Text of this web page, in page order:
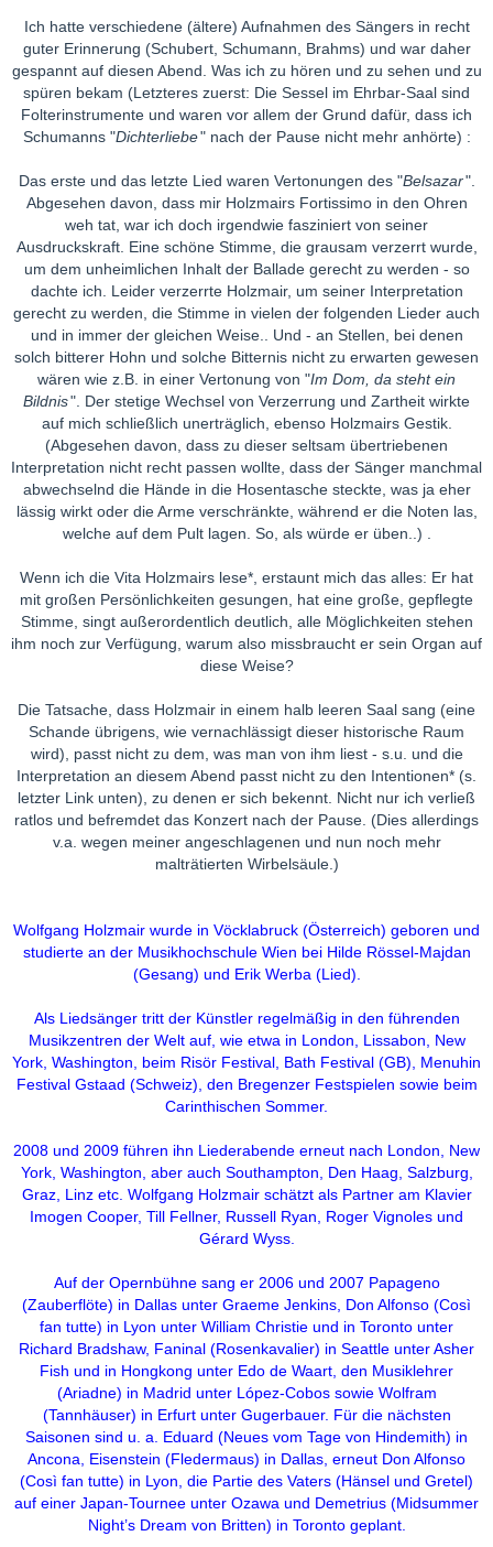
Ich hatte verschiedene (ältere) Aufnahmen des Sängers in recht
guter Erinnerung (Schubert, Schumann, Brahms) und war daher
gespannt auf diesen Abend. Was ich zu hören und zu sehen und zu
spüren bekam (Letzteres zuerst: Die Sessel im Ehrbar-Saal sind
Folterinstrumente und waren vor allem der Grund dafür, dass ich
Schumanns "Dichterliebe" nach der Pause nicht mehr anhörte) :
Das erste und das letzte Lied waren Vertonungen des "Belsazar".
Abgesehen davon, dass mir Holzmairs Fortissimo in den Ohren
weh tat, war ich doch irgendwie fasziniert von seiner
Ausdruckskraft. Eine schöne Stimme, die grausam verzerrt wurde,
um dem unheimlichen Inhalt der Ballade gerecht zu werden - so
dachte ich. Leider verzerrte Holzmair, um seiner Interpretation
gerecht zu werden, die Stimme in vielen der folgenden Lieder auch
und in immer der gleichen Weise.. Und - an Stellen, bei denen
solch bitterer Hohn und solche Bitternis nicht zu erwarten gewesen
wären wie z.B. in einer Vertonung von "Im Dom, da steht ein
Bildnis". Der stetige Wechsel von Verzerrung und Zartheit wirkte
auf mich schließlich unerträglich, ebenso Holzmairs Gestik.
(Abgesehen davon, dass zu dieser seltsam übertriebenen
Interpretation nicht recht passen wollte, dass der Sänger manchmal
abwechselnd die Hände in die Hosentasche steckte, was ja eher
lässig wirkt oder die Arme verschränkte, während er die Noten las,
welche auf dem Pult lagen. So, als würde er üben..) .
Wenn ich die Vita Holzmairs lese*, erstaunt mich das alles: Er hat
mit großen Persönlichkeiten gesungen, hat eine große, gepflegte
Stimme, singt außerordentlich deutlich, alle Möglichkeiten stehen
ihm noch zur Verfügung, warum also missbraucht er sein Organ auf
diese Weise?
Die Tatsache, dass Holzmair in einem halb leeren Saal sang (eine
Schande übrigens, wie vernachlässigt dieser historische Raum
wird), passt nicht zu dem, was man von ihm liest - s.u. und die
Interpretation an diesem Abend passt nicht zu den Intentionen* (s.
letzter Link unten), zu denen er sich bekennt. Nicht nur ich verließ
ratlos und befremdet das Konzert nach der Pause. (Dies allerdings
v.a. wegen meiner angeschlagenen und nun noch mehr
malträtierten Wirbelsäule.)
Wolfgang Holzmair wurde in Vöcklabruck (Österreich) geboren und
studierte an der Musikhochschule Wien bei Hilde Rössel-Majdan
(Gesang) und Erik Werba (Lied).
Als Liedsänger tritt der Künstler regelmäßig in den führenden
Musikzentren der Welt auf, wie etwa in London, Lissabon, New
York, Washington, beim Risör Festival, Bath Festival (GB), Menuhin
Festival Gstaad (Schweiz), den Bregenzer Festspielen sowie beim
Carinthischen Sommer.
2008 und 2009 führen ihn Liederabende erneut nach London, New
York, Washington, aber auch Southampton, Den Haag, Salzburg,
Graz, Linz etc. Wolfgang Holzmair schätzt als Partner am Klavier
Imogen Cooper, Till Fellner, Russell Ryan, Roger Vignoles und
Gérard Wyss.
Auf der Opernbühne sang er 2006 und 2007 Papageno
(Zauberflöte) in Dallas unter Graeme Jenkins, Don Alfonso (Così
fan tutte) in Lyon unter William Christie und in Toronto unter
Richard Bradshaw, Faninal (Rosenkavalier) in Seattle unter Asher
Fish und in Hongkong unter Edo de Waart, den Musiklehrer
(Ariadne) in Madrid unter López-Cobos sowie Wolfram
(Tannhäuser) in Erfurt unter Gugerbauer. Für die nächsten
Saisonen sind u. a. Eduard (Neues vom Tage von Hindemith) in
Ancona, Eisenstein (Fledermaus) in Dallas, erneut Don Alfonso
(Così fan tutte) in Lyon, die Partie des Vaters (Hänsel und Gretel)
auf einer Japan-Tournee unter Ozawa und Demetrius (Midsummer
Night’s Dream von Britten) in Toronto geplant.